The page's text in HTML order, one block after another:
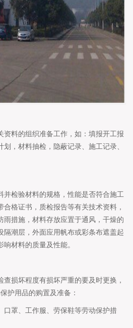
资料的组织准备工作，如：填报开工报
，材料抽检，隐蔽记录、施工记录、
并检验材料的规格，性能是否符合施工
格证书，质检报告等有关技术资料，
雨措施，材料存放应置于通风，干燥的
隔潮层，外面应用帆布或彩条布遮盖起
材料的质量及性能。
损坏程度有损坏严重的要及时更换，
护用品的购置及准备：
口罩、工作服、劳保鞋等劳动保护措